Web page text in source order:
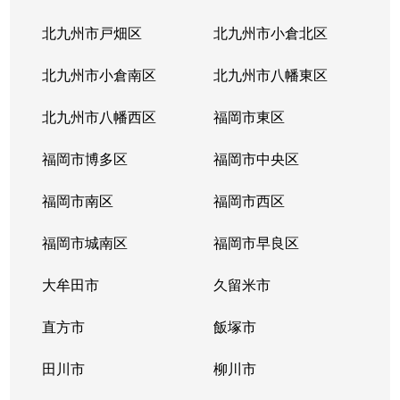
木屋瀬東 3,000万円 木屋瀬
木屋瀬東
1,900万円 木屋瀬
木屋瀬東
280万円 木屋瀬
木屋瀬東
木屋瀬
幸神
黒崎
幸神
黒崎
下上津役
三ケ森
陣原
89,000万円 陣原
陣原
12,000万円 陣原
北九州市戸畑区 北九州市小倉北区
北九州市小倉南区 北九州市八幡東区
北九州市八幡西区 福岡市東区
福岡市博多区 福岡市中央区
福岡市南区 福岡市西区
福岡市城南区 福岡市早良区
大牟田市 久留米市
直方市 飯塚市
田川市 柳川市